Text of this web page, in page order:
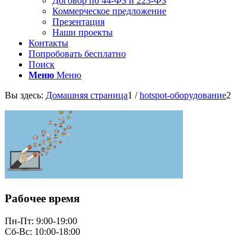
Коммерческое предложение
Презентация
Наши проекты
Контакты
Попробовать бесплатно
Поиск
Меню Меню
Вы здесь: Домашняя страница1 / hotspot-оборудование2
Рабочее время
Пн-Пт: 9:00-19:00
Сб-Вс: 10:00-18:00